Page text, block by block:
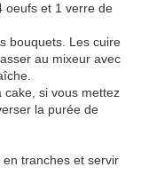
oeufs et 1 verre de
bouquets. Les cuire
au mixeur avec
cake, si vous mettez
la purée de
tranches et servir